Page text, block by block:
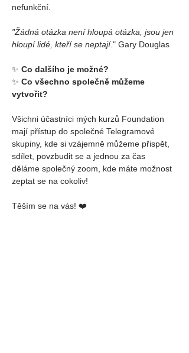
nefunkční.
"Žádná otázka není hloupá otázka, jsou jen
hloupí lidé, kteří se neptají." Gary Douglas
✨ Co dalšího je možné?
✨ Co všechno společně můžeme
vytvořit?
Všichni účastníci mých kurzů Foundation
mají přístup do společné Telegramové
skupiny, kde si vzájemně můžeme přispět,
sdílet, povzbudit se a jednou za čas
děláme společný zoom, kde máte možnost
zeptat se na cokoliv!
Těším se na vás! ❤️